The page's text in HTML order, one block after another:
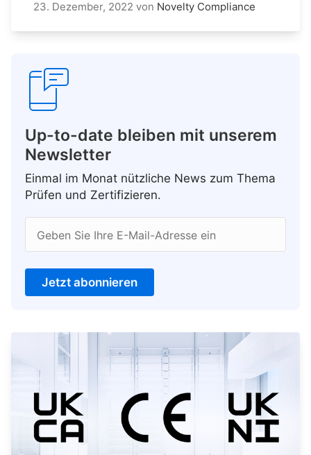
23. Dezember, 2022 von Novelty Compliance
Up-to-date bleiben mit unserem
Newsletter
Einmal im Monat nützliche News zum Thema
Prüfen und Zertifizieren.
Geben Sie Ihre E-Mail-Adresse ein
Jetzt abonnieren